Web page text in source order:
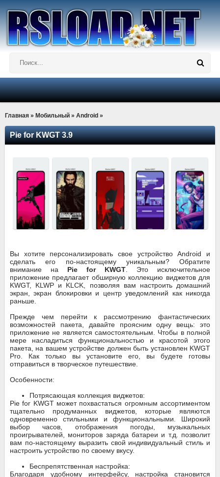
Главная » Мобильный » Android »
Pie for KWGT 3.9
Вы хотите персонализировать свое устройство Android и
сделать его по-настоящему уникальным? Обратите
внимание на Pie for KWGT . Это исключительное
приложение предлагает обширную коллекцию виджетов для
KWGT, KLWP и KLCK, позволяя вам настроить домашний
экран, экран блокировки и центр уведомлений как никогда
раньше.
Прежде чем перейти к рассмотрению фантастических
возможностей пакета, давайте проясним одну вещь: это
приложение не является самостоятельным. Чтобы в полной
мере насладиться функциональностью и красотой этого
пакета, на вашем устройстве должен быть установлен KWGT
Pro. Как только вы установите его, вы будете готовы
отправиться в творческое путешествие.
Особенности:
Потрясающая коллекция виджетов:
Pie for KWGT может похвастаться огромным ассортиментом
тщательно продуманных виджетов, которые являются
одновременно стильными и функциональными. Широкий
выбор часов, отображения погоды, музыкальных
проигрывателей, мониторов заряда батареи и т.д. позволит
вам по-настоящему выразить свой индивидуальный стиль и
настроить устройство по своему вкусу.
Беспрепятственная настройка:
Благодаря удобному интерфейсу, настройка становится